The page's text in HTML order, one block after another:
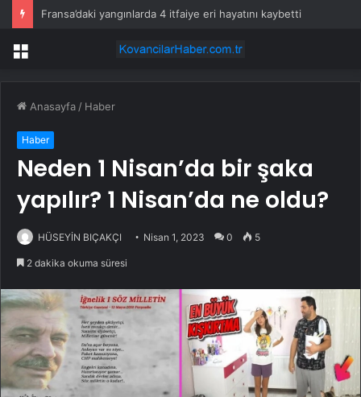
Fransa’daki yangınlarda 4 itfaiye eri hayatını kaybetti
Menü
Anasayfa / Haber
Haber
Neden 1 Nisan’da bir şaka
yapılır? 1 Nisan’da ne oldu?
HÜSEYİN BIÇAKÇI Nisan 1, 2023 0 5
2 dakika okuma süresi